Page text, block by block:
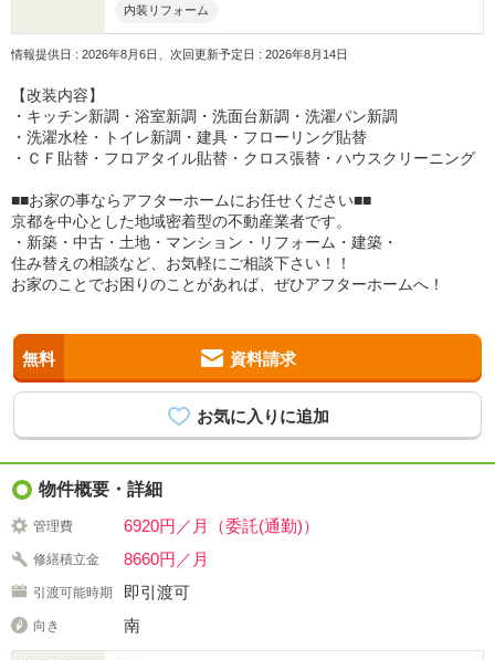
内装リフォーム
情報提供日 : 2026年8月6日、次回更新予定日 : 2026年8月14日
【改装内容】
・キッチン新調・浴室新調・洗面台新調・洗濯パン新調
・洗濯水栓・トイレ新調・建具・フローリング貼替
・ＣＦ貼替・フロアタイル貼替・クロス張替・ハウスクリーニング
■■お家の事ならアフターホームにお任せください■■
京都を中心とした地域密着型の不動産業者です。
・新築・中古・土地・マンション・リフォーム・建築・
住み替えの相談など、お気軽にご相談下さい！！
お家のことでお困りのことがあれば、ぜひアフターホームへ！
無料 資料請求
物件概要・詳細
管理費 6920円／月（委託(通勤)）
修繕積立金 8660円／月
引渡可能時期 即引渡可
向き 南